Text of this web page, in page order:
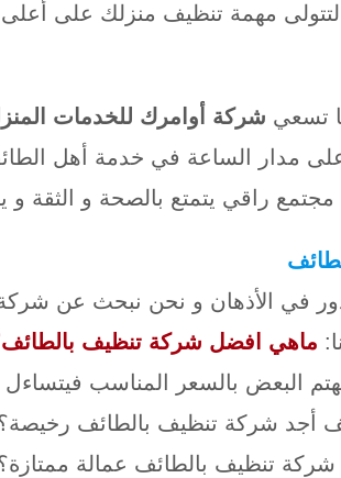
لتتولى مهمة تنظيف منزلك على
تسعي شركة أوامرك للخدمات
مدار الساعة في خدمة أهل
مجتمع راقي يتمتع بالصحة و الثقة و
في الأذهان و نحن نبحث عن
ماهي افضل شركة تنظيف
البعض بالسعر المناسب فيتساءل
أجد شركة تنظيف بالطائف رخيصة؟
تنظيف بالطائف عمالة